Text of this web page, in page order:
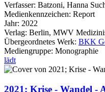
Verfasser: Batzoni, Hanna
Medienkennzeichen: Report
Jahr: 2022
Verlag: Berlin, MWV
Übergeordnetes Werk: BKK
Mediengruppe: Monographie
lädt
2021; Krise - Wandel -